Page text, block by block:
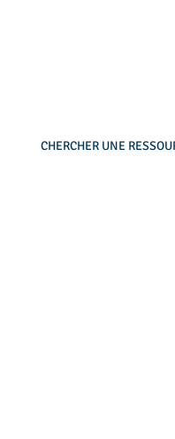
CHERCHER UNE